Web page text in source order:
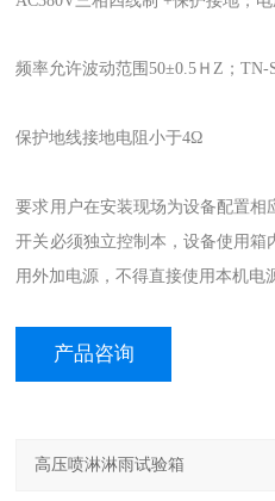
频率允许波动范围50±0.5ＨZ；
保护地线接地电阻小于4Ω
要求用户在安装现场为设备配置
开关必须独立控制本，设备使用箱
用外加电源，不得直接使用本机电
产品咨询